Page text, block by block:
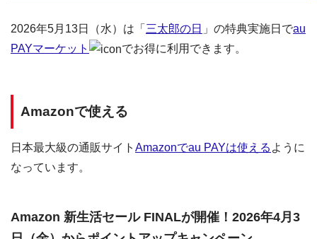
2026年5月13日（水）は「 三太郎の日 」の特典実施日でau
PAYマーケット
でお得に利用できます。
Amazonで使える
日本最大級の通販サイト Amazonでau PAYは使える ように
なっています。
Amazon 新生活セール FINALが開催！2026年4月3